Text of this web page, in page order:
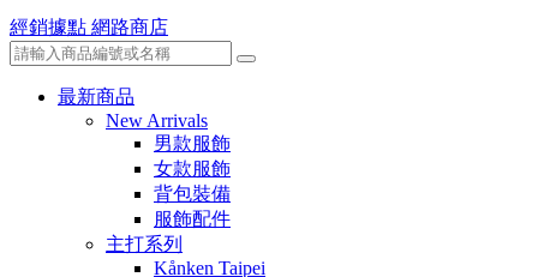
經銷據點 網路商店
最新商品
New Arrivals
男款服飾
女款服飾
背包裝備
服飾配件
主打系列
Kånken Taipei